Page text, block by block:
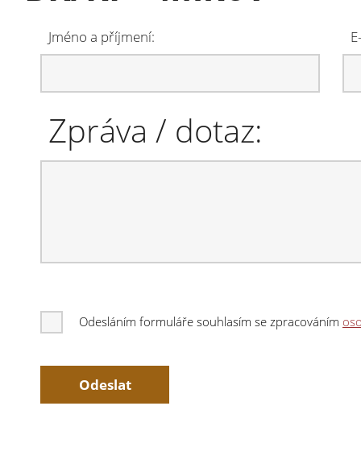
Jméno a příjmení:
Zpráva / dotaz:
Odesláním formuláře souhlasím se zpracováním